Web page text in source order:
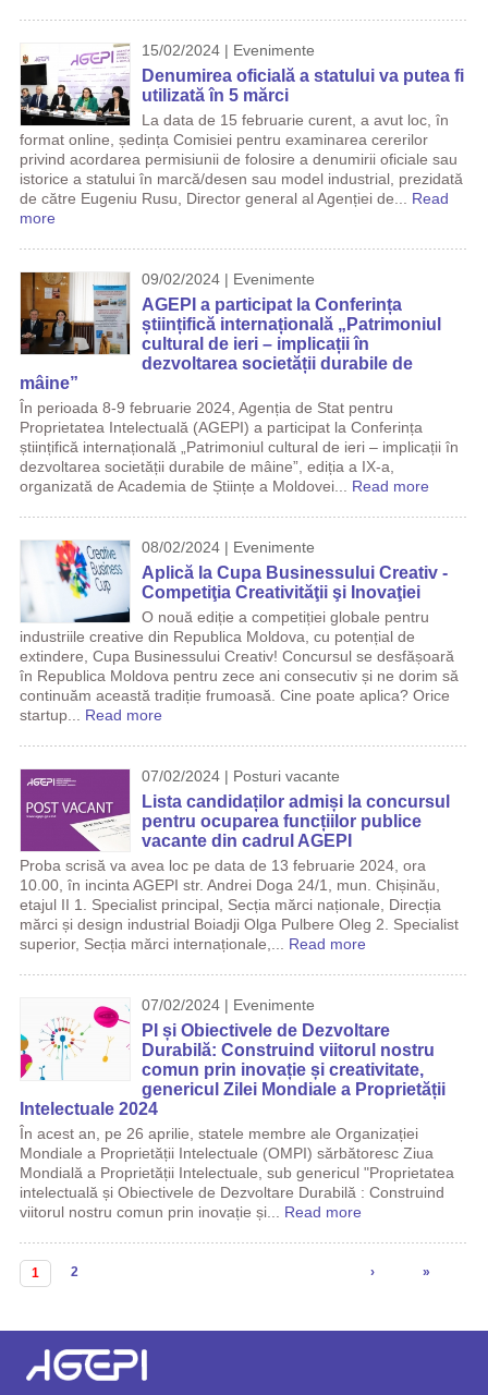
15/02/2024 | Evenimente
Denumirea oficială a statului va putea fi
utilizată în 5 mărci
La data de 15 februarie curent, a avut loc, în
format online, ședința Comisiei pentru examinarea cererilor
privind acordarea permisiunii de folosire a denumirii oficiale sau
istorice a statului în marcă/desen sau model industrial, prezidată
de către Eugeniu Rusu, Director general al Agenției de... Read
more
09/02/2024 | Evenimente
AGEPI a participat la Conferința
științifică internațională „Patrimoniul
cultural de ieri – implicații în
dezvoltarea societății durabile de
mâine”
În perioada 8-9 februarie 2024, Agenția de Stat pentru
Proprietatea Intelectuală (AGEPI) a participat la Conferința
științifică internațională „Patrimoniul cultural de ieri – implicații în
dezvoltarea societății durabile de mâine”, ediția a IX-a,
organizată de Academia de Științe a Moldovei... Read more
08/02/2024 | Evenimente
Aplică la Cupa Businessului Creativ -
Competiţia Creativităţii şi Inovaţiei
O nouă ediție a competiției globale pentru
industriile creative din Republica Moldova, cu potențial de
extindere, Cupa Businessului Creativ! Concursul se desfășoară
în Republica Moldova pentru zece ani consecutiv și ne dorim să
continuăm această tradiție frumoasă. Cine poate aplica? Orice
startup... Read more
07/02/2024 | Posturi vacante
Lista candidaților admiși la concursul
pentru ocuparea funcțiilor publice
vacante din cadrul AGEPI
Proba scrisă va avea loc pe data de 13 februarie 2024, ora
10.00, în incinta AGEPI str. Andrei Doga 24/1, mun. Chișinău,
etajul II 1. Specialist principal, Secția mărci naționale, Direcția
mărci și design industrial Boiadji Olga Pulbere Oleg 2. Specialist
superior, Secția mărci internaționale,... Read more
07/02/2024 | Evenimente
PI și Obiectivele de Dezvoltare
Durabilă: Construind viitorul nostru
comun prin inovație și creativitate,
genericul Zilei Mondiale a Proprietății
Intelectuale 2024
În acest an, pe 26 aprilie, statele membre ale Organizației
Mondiale a Proprietății Intelectuale (OMPI) sărbătoresc Ziua
Mondială a Proprietății Intelectuale, sub genericul "Proprietatea
intelectuală și Obiectivele de Dezvoltare Durabilă : Construind
viitorul nostru comun prin inovație și... Read more
Pagini
1 2 › »